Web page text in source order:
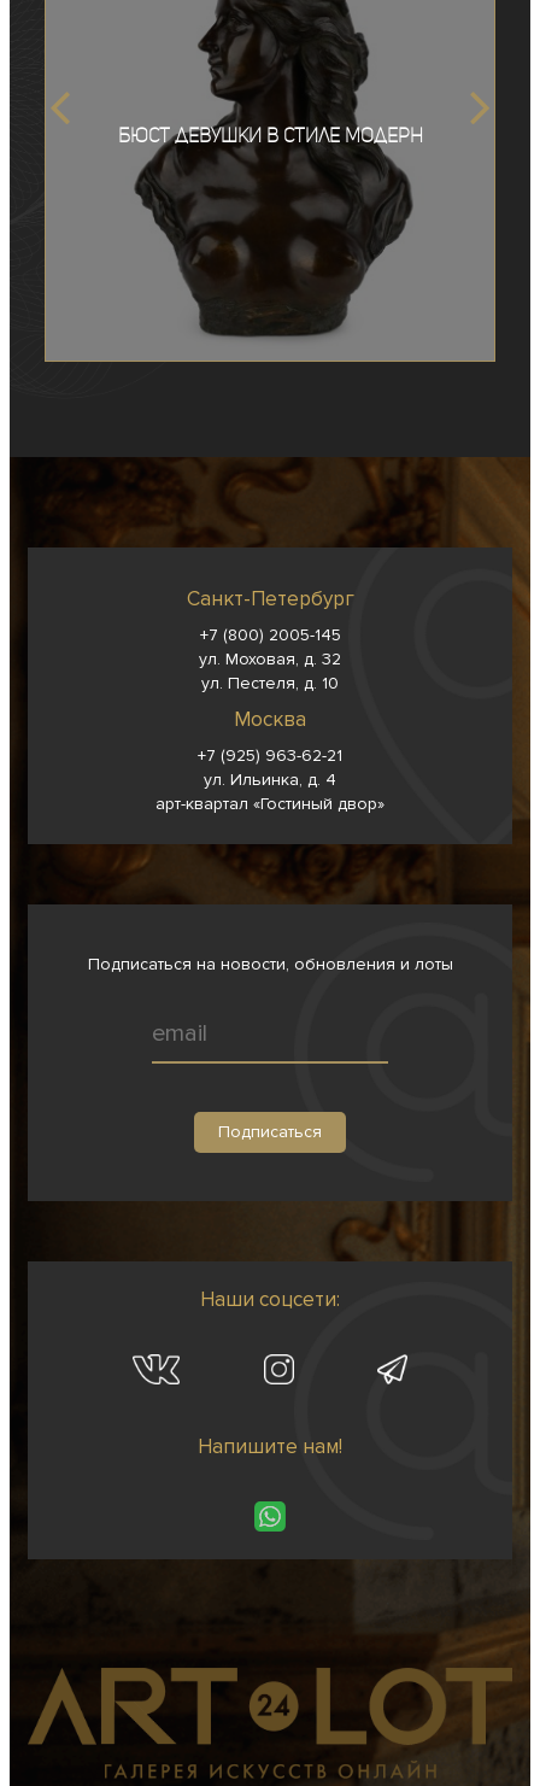
Бюст девушки в стиле модерн
Санкт-Петербург
+7 (800) 2005-145
ул. Моховая, д. 32
ул. Пестеля, д. 10
Москва
+7 (925) 963-62-21
ул. Ильинка, д. 4
арт-квартал «Гостиный двор»
Подписаться на новости, обновления и лоты
Наши соцсети:
Напишите нам!